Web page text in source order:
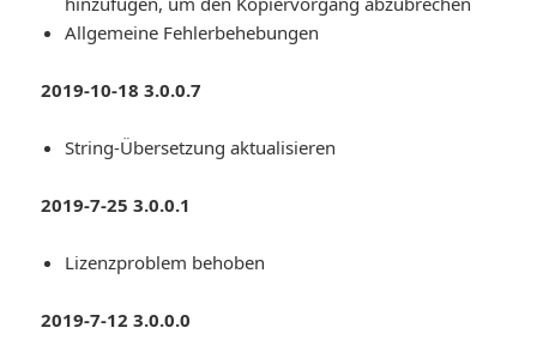
Allgemeine Fehlerbehebungen
2019-10-18 3.0.0.7
String-Übersetzung aktualisieren
2019-7-25 3.0.0.1
Lizenzproblem behoben
2019-7-12 3.0.0.0